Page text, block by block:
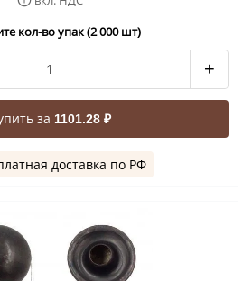
кол-во упак (2 000 шт)
+
за 1101.28 ₽
доставка по РФ